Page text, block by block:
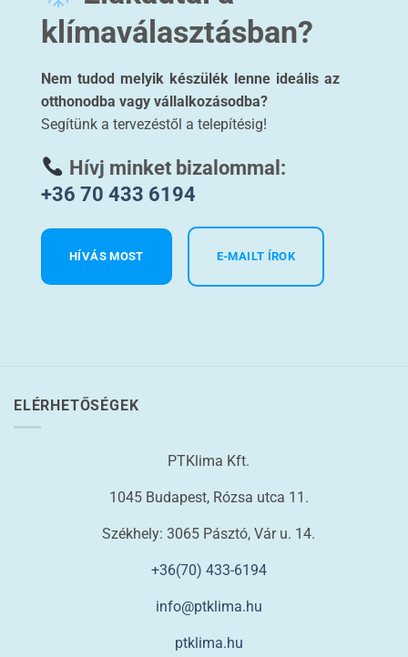
klímaválasztásban?
Nem tudod melyik készülék lenne ideális az
otthonodba vagy vállalkozásodba?
Segítünk a tervezéstől a telepítésig!
Hívj minket bizalommal:
+36 70 433 6194
HÍVÁS MOST E-MAILT ÍROK
ELÉRHETŐSÉGEK
PTKlima Kft.
1045 Budapest, Rózsa utca 11.
Székhely: 3065 Pásztó, Vár u. 14.
+36(70) 433-6194
info@ptklima.hu
ptklima.hu